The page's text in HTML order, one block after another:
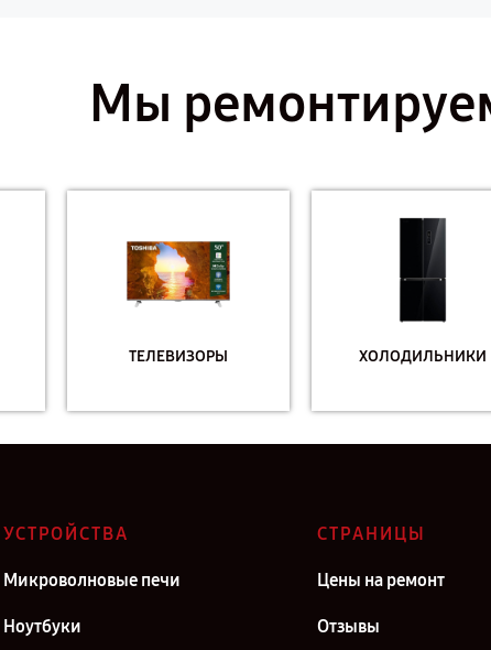
Мы
ТЕЛЕВИЗОРЫ ХОЛОДИЛЬНИКИ
УСТРОЙСТВА
Микроволновые печи
Ноутбуки
СТРАНИЦЫ
Цены на ремонт
Отзывы